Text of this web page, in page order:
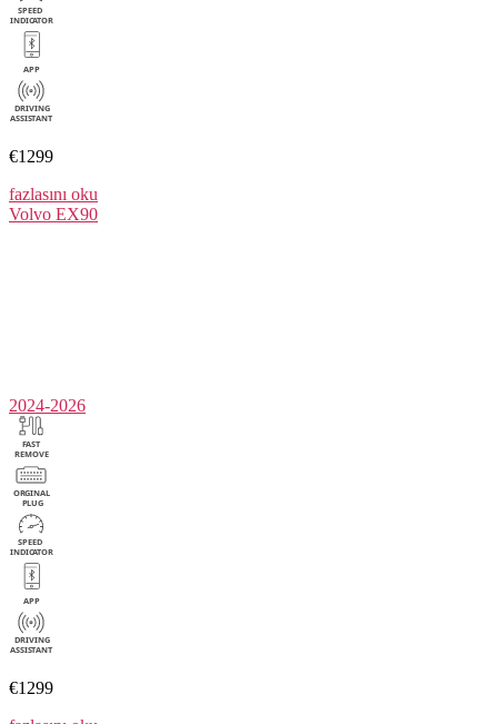
€1299
fazlasını oku
Volvo EX90
2024-2026
€1299